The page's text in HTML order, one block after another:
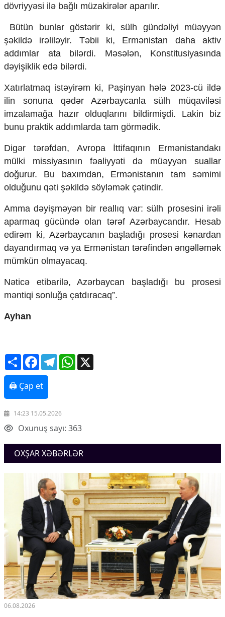
dövriyyəsi ilə bağlı müzakirələr aparılır.
Bütün bunlar göstərir ki, sülh gündəliyi müəyyən
şəkildə irəliləyir. Təbii ki, Ermənistan daha aktiv
addımlar ata bilərdi. Məsələn, Konstitusiyasında
dəyişiklik edə bilərdi.
Xatırlatmaq istəyirəm ki, Paşinyan hələ 2023-cü ildə
ilin sonuna qədər Azərbaycanla sülh müqaviləsi
imzalamağa hazır olduqlarını bildirmişdi. Lakin biz
bunu praktik addımlarda tam görmədik.
Digər tərəfdən, Avropa İttifaqının Ermənistandakı
mülki missiyasının fəaliyyəti də müəyyən suallar
doğurur. Bu baxımdan, Ermənistanın tam səmimi
olduğunu qəti şəkildə söyləmək çətindir.
Amma dəyişməyən bir reallıq var: sülh prosesini irəli
aparmaq gücündə olan tərəf Azərbaycandır. Hesab
edirəm ki, Azərbaycanın başladığı prosesi kənardan
dayandırmaq və ya Ermənistan tərəfindən əngəlləmək
mümkün olmayacaq.
Nəticə etibarilə, Azərbaycan başladığı bu prosesi
məntiqi sonluğa çatdıracaq”.
Ayhan
ShareFacebookTelegramWhatsApp
🖨 Çap et
14:23 15.05.2026
Oxunuş sayı: 363
OXŞAR XƏBƏRLƏR
06.08.2026